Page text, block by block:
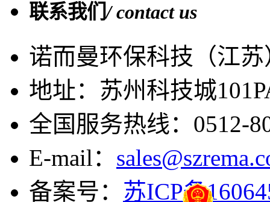
联系我们/ contact us
诺而曼环保科技（江
地址：苏州科技城
全国服务热线：0512-
E-mail：
备案号： 苏ICP备